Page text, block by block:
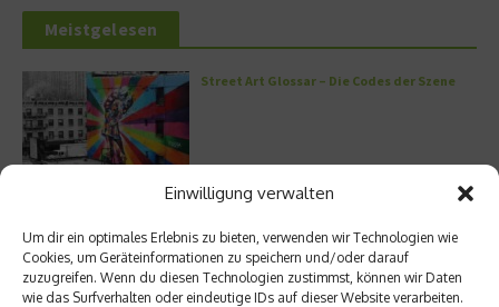
Einwilligung verwalten
Um dir ein optimales Erlebnis zu bieten, verwenden wir Technologien wie
Cookies, um Geräteinformationen zu speichern und/oder darauf
zuzugreifen. Wenn du diesen Technologien zustimmst, können wir Daten
wie das Surfverhalten oder eindeutige IDs auf dieser Website verarbeiten.
Meistgelesen
Street Art Glossar – Die Codes der Szene